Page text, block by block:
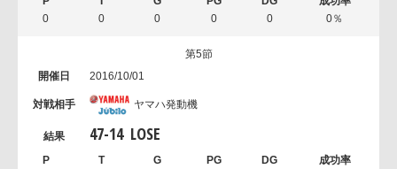
0 0 0 0 0 0％
第5節
2016/10/01
ヤマハ発動機
47-14 LOSE